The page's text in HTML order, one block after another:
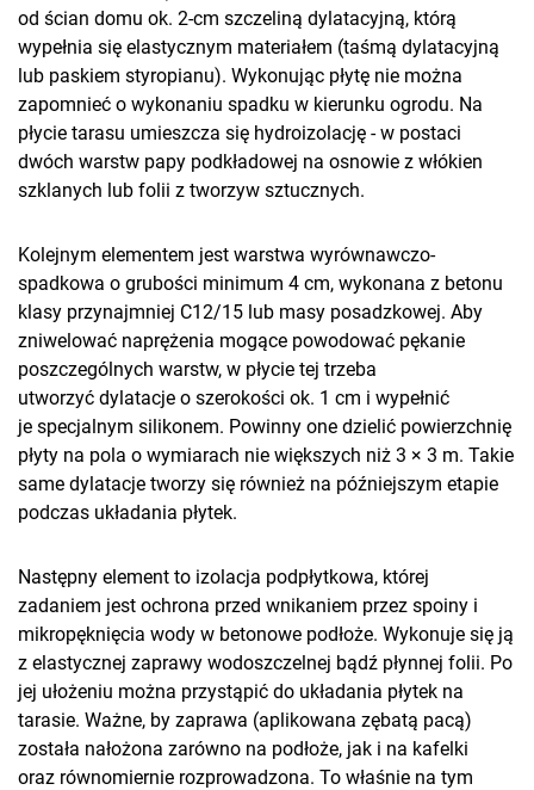
od ścian domu ok. 2-cm szczeliną dylatacyjną, którą
wypełnia się elastycznym materiałem (taśmą dylatacyjną
lub paskiem styropianu). Wykonując płytę nie można
zapomnieć o wykonaniu spadku w kierunku ogrodu. Na
płycie tarasu umieszcza się hydroizolację - w postaci
dwóch warstw papy podkładowej na osnowie z włókien
szklanych lub folii z tworzyw sztucznych.
Kolejnym elementem jest warstwa wyrównawczo-
spadkowa o grubości minimum 4 cm, wykonana z betonu
klasy przynajmniej C12/15 lub masy posadzkowej. Aby
zniwelować naprężenia mogące powodować pękanie
poszczególnych warstw, w płycie tej trzeba
utworzyć dylatacje o szerokości ok. 1 cm i wypełnić
je specjalnym silikonem. Powinny one dzielić powierzchnię
płyty na pola o wymiarach nie większych niż 3 × 3 m. Takie
same dylatacje tworzy się również na późniejszym etapie
podczas układania płytek.
Następny element to izolacja podpłytkowa, której
zadaniem jest ochrona przed wnikaniem przez spoiny i
mikropęknięcia wody w betonowe podłoże. Wykonuje się ją
z elastycznej zaprawy wodoszczelnej bądź płynnej folii. Po
jej ułożeniu można przystąpić do układania płytek na
tarasie. Ważne, by zaprawa (aplikowana zębatą pacą)
została nałożona zarówno na podłoże, jak i na kafelki
oraz równomiernie rozprowadzona. To właśnie na tym